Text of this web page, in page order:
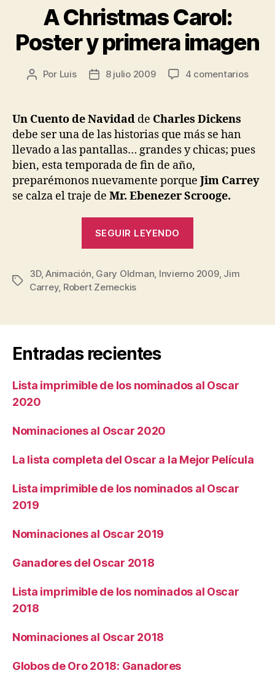
A Christmas Carol:
Poster y primera imagen
Autor
entrada
Por Luis
Fecha
entrada
8 julio 2009 4 comentariosen
Un Cuento de Navidad de Charles Dickens
debe ser una de las historias que más se han
llevado a las pantallas… grandes y chicas; pues
bien, esta temporada de fin de año,
preparémonos nuevamente porque Jim Carrey
se calza el traje de Mr. Ebenezer Scrooge.
SEGUIR LEYENDO
Poster
imagen»
Etiquetas
3D, Animación, Gary Oldman, Invierno 2009, Jim
Carrey, Robert Zemeckis
Entradas recientes
Lista imprimible de los nominados al Oscar
2020
Nominaciones al Oscar 2020
La lista completa del Oscar a la Mejor Película
Lista imprimible de los nominados al Oscar
2019
Nominaciones al Oscar 2019
Ganadores del Oscar 2018
Lista imprimible de los nominados al Oscar
2018
Nominaciones al Oscar 2018
Globos de Oro 2018: Ganadores